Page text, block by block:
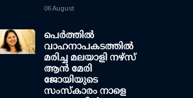
06 August
പെർത്തിൽ
വാഹനാപകടത്തിൽ
മരിച്ച മലയാളി നഴ്സ്
ആൻ മേരി
ജോയിയുടെ
സംസ്കാരം നാളെ